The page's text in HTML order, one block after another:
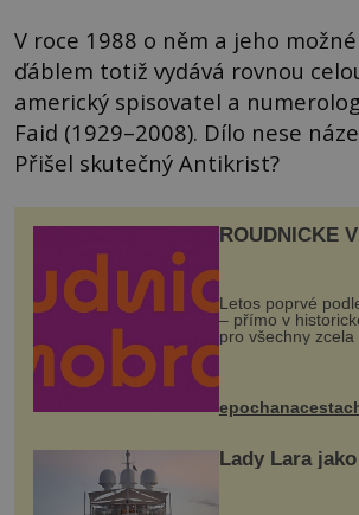
V roce 1988 o něm a jeho
ďáblem totiž vydává rovnou
americký spisovatel a
Faid (1929–2008). Dílo nese
Přišel skutečný Antikrist?
ROUDNICKÉ
Letos poprvé
– přímo v
pro všechny
program se
mohou těšit na
Lady Lara